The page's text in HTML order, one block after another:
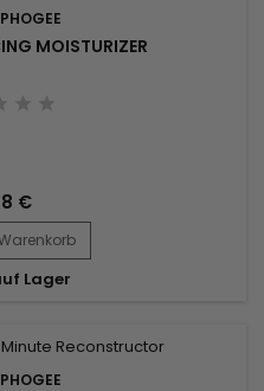
MOISTURIZER
€
Lager